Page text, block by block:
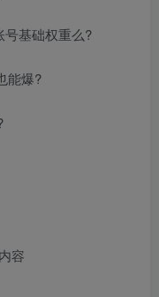
号基础权重么?
能爆?
容